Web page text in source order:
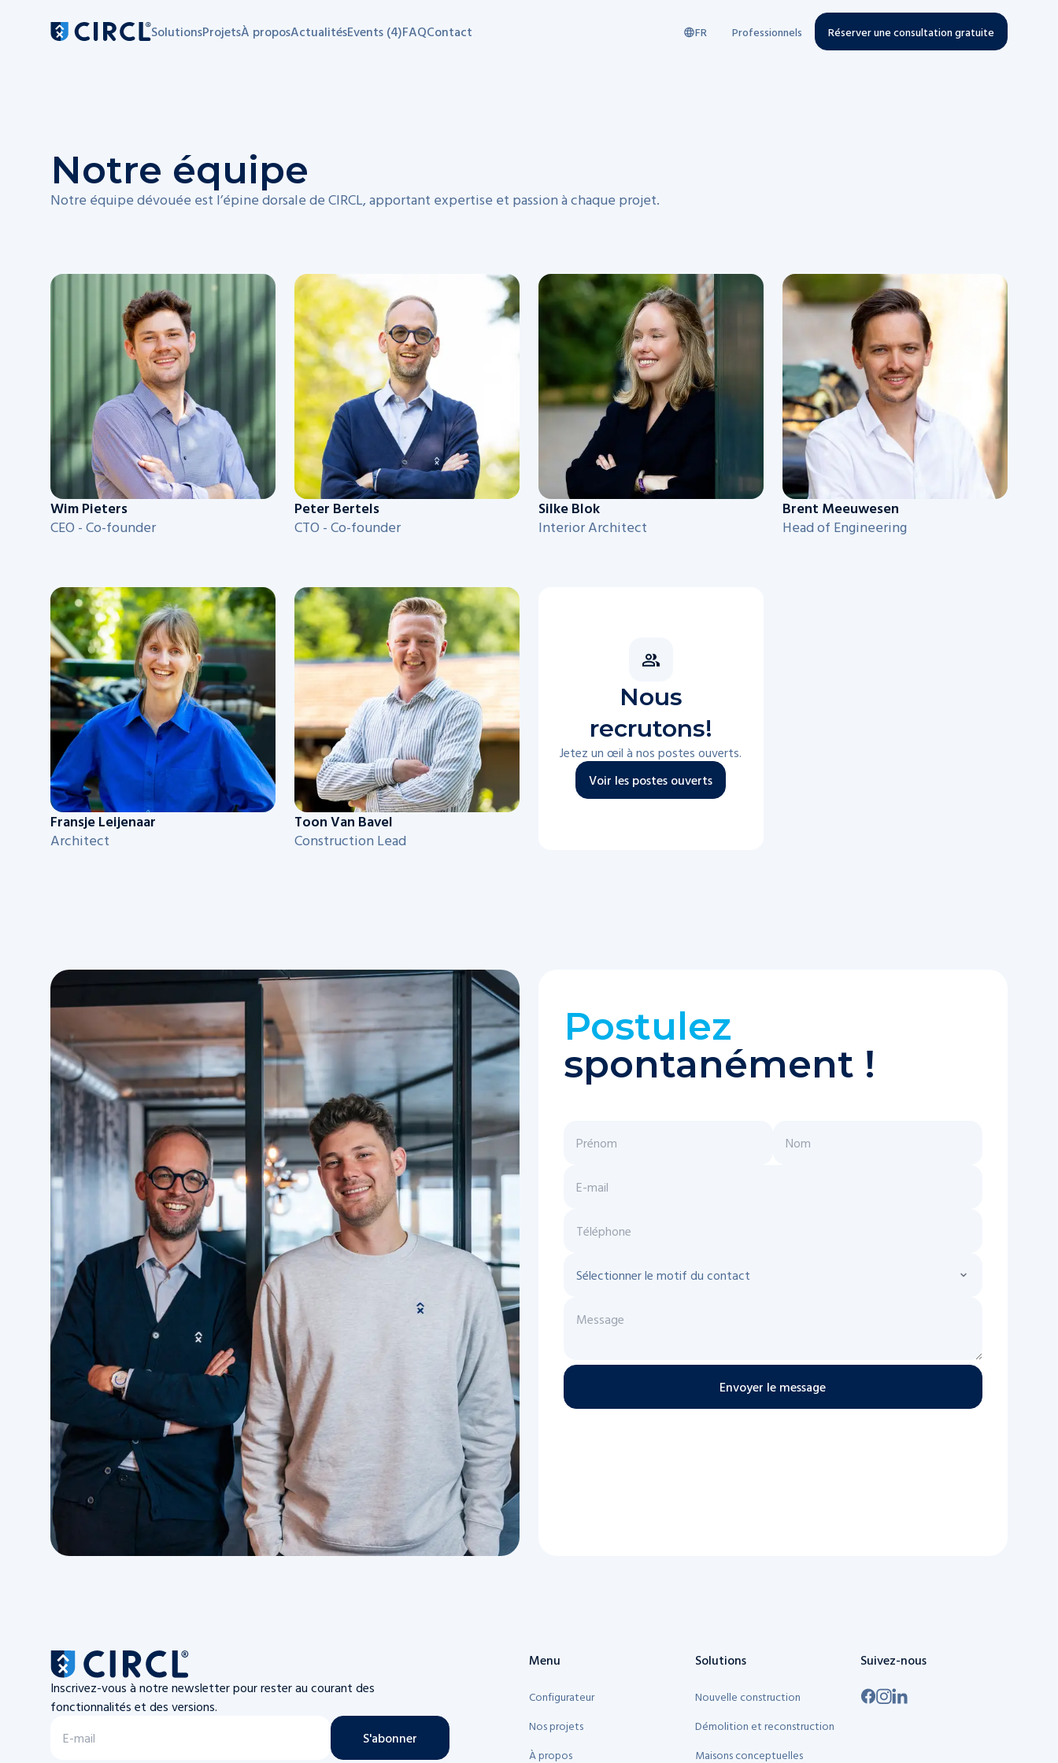
Navigation principaleSolutionsProjetsÀ proposActualitésEvents (4)FAQContact FR Professionnels Réserver une consultation gratuite
Notre équipe
Notre équipe dévouée est l’épine dorsale de CIRCL, apportant expertise et passion à chaque projet.
Wim Pieters
CEO - Co-founder
Peter Bertels
CTO - Co-founder
Silke Blok
Interior Architect
Brent Meeuwesen
Head of Engineering
Fransje Leijenaar
Architect
Toon Van Bavel
Construction Lead
Nous
recrutons!
Jetez un œil à nos postes ouverts.
Voir les postes ouverts
Postulez
spontanément !
Envoyer le message
Inscrivez-vous à notre newsletter pour rester au courant des
fonctionnalités et des versions.
S'abonner
Menu
Configurateur
Nos projets
À propos
Solutions
Nouvelle construction
Démolition et reconstruction
Maisons conceptuelles
Suivez-nous